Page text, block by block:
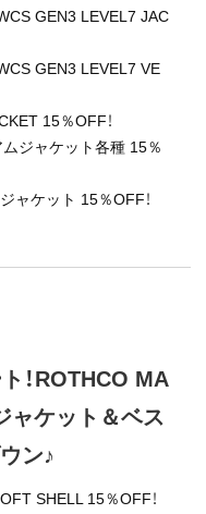
GEN3 LEVEL7 JAC
GEN3 LEVEL7 VE
15％OFF！
ジャケット各種 15％
ャケット 15％OFF！
！ROTHCO MA
ャケット＆ベス
ン♪
SHELL 15％OFF！